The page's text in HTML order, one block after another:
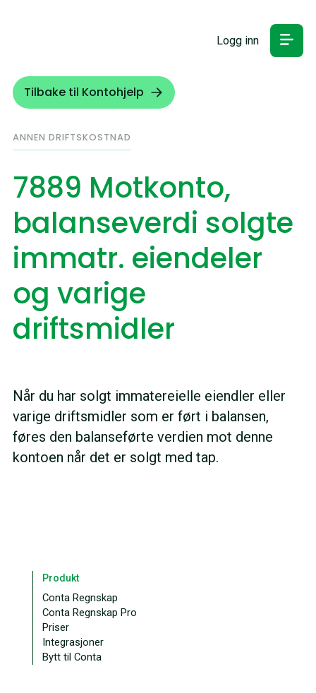
Logg inn
Tilbake til Kontohjelp
ANNEN DRIFTSKOSTNAD
7889 Motkonto,
balanseverdi solgte
immatr. eiendeler
og varige
driftsmidler
Når du har solgt immatereielle eiendler eller
varige driftsmidler som er ført i balansen,
føres den balanseførte verdien mot denne
kontoen når det er solgt med tap.
Produkt
Conta Regnskap
Conta Regnskap Pro
Priser
Integrasjoner
Bytt til Conta